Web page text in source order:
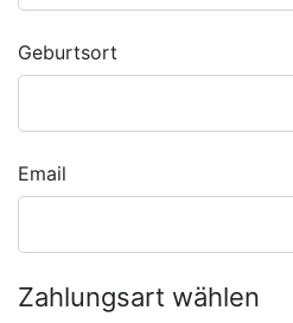
Geburtsort
Email
Zahlungsart wählen